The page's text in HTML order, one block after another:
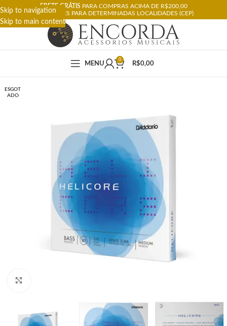
Skip to navigation
Skip to main content
FRETE GRÁTIS PARA COMPRAS ACIMA DE R$200,00
RESTRIÇÕES PARA DETERMINADAS LOCALIDADES (CEP)
MENU
0
R$0,00
ESGOT
ADO